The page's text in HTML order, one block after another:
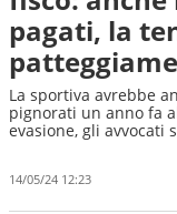
pagati, la
La sportiva avrebbe
pignorati un anno fa
evasione, gli avvocati
14/05/24 12:23